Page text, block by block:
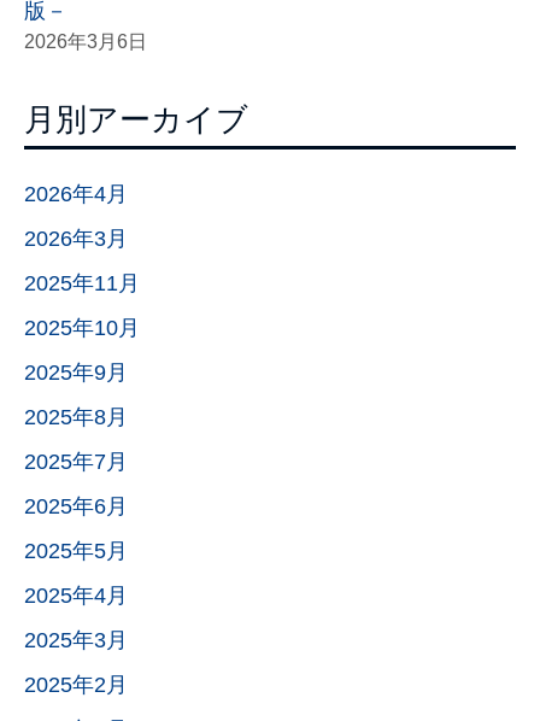
版－
2026年3月6日
月別アーカイブ
2026年4月
2026年3月
2025年11月
2025年10月
2025年9月
2025年8月
2025年7月
2025年6月
2025年5月
2025年4月
2025年3月
2025年2月